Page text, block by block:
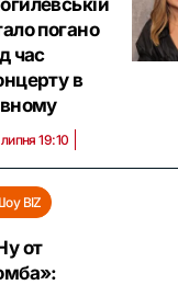
погано
час
в
19:10
BIZ
от